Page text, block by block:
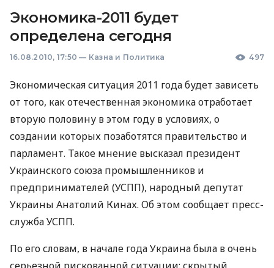
Экономика-2011 будет
определена сегодня
16.08.2010, 17:50 — Казна и Политика 497
Экономическая ситуация 2011 года будет зависеть
от того, как отечественная экономика отработает
вторую половину в этом году в условиях, о
создании которых позаботятся правительство и
парламент. Такое мнение высказал президент
Украинского союза промышленников и
предпринимателей (УСПП), народный депутат
Украины Анатолий Кинах. Об этом сообщает пресс-
служба УСПП.
По его словам, в начале года Украина была в очень